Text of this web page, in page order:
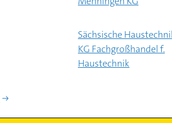
Sächsische
KG Fachgroßhandel f.
Haustechnik